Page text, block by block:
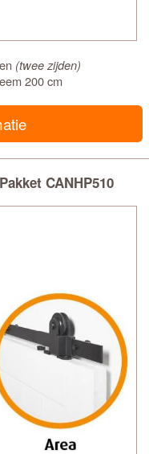
(twee zijden)
200 cm
CANHP510